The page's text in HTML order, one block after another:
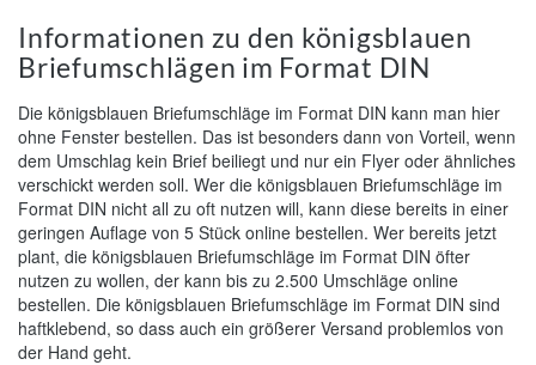
Informationen zu den königsblauen
Briefumschlägen im Format DIN
Die königsblauen Briefumschläge im Format DIN kann man hier
ohne Fenster bestellen. Das ist besonders dann von Vorteil, wenn
dem Umschlag kein Brief beiliegt und nur ein Flyer oder ähnliches
verschickt werden soll. Wer die königsblauen Briefumschläge im
Format DIN nicht all zu oft nutzen will, kann diese bereits in einer
geringen Auflage von 5 Stück online bestellen. Wer bereits jetzt
plant, die königsblauen Briefumschläge im Format DIN öfter
nutzen zu wollen, der kann bis zu 2.500 Umschläge online
bestellen. Die königsblauen Briefumschläge im Format DIN sind
haftklebend, so dass auch ein größerer Versand problemlos von
der Hand geht.